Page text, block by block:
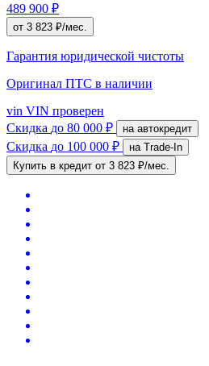
489 900 ₽
от 3 823 ₽/мес.
Гарантия юридической чистоты
Оригинал ПТС в наличии
vin VIN проверен
Скидка до 80 000 ₽ на автокредит
Скидка до 100 000 ₽
на Trade-In
Купить в кредит от 3 823 ₽/мес.